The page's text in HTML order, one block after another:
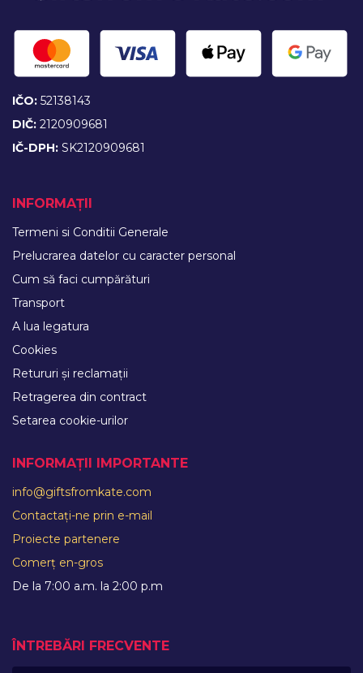
IČO: 52138143
DIČ: 2120909681
IČ-DPH: SK2120909681
INFORMAȚII
Termeni si Conditii Generale
Prelucrarea datelor cu caracter personal
Cum să faci cumpărături
Transport
A lua legatura
Cookies
Retururi și reclamații
Retragerea din contract
Setarea cookie-urilor
INFORMAȚII IMPORTANTE
info@giftsfromkate.com
Contactați-ne prin e-mail
Proiecte partenere
Comerț en-gros
De la 7:00 a.m. la 2:00 p.m
ÎNTREBĂRI FRECVENTE